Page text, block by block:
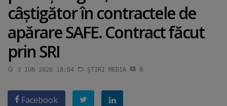
câştigător în contractele de
apărare SAFE. Contract făcut
prin SRI
3 IUN 2026 18:04 ȘTIRI MEDIA 0
Facebook